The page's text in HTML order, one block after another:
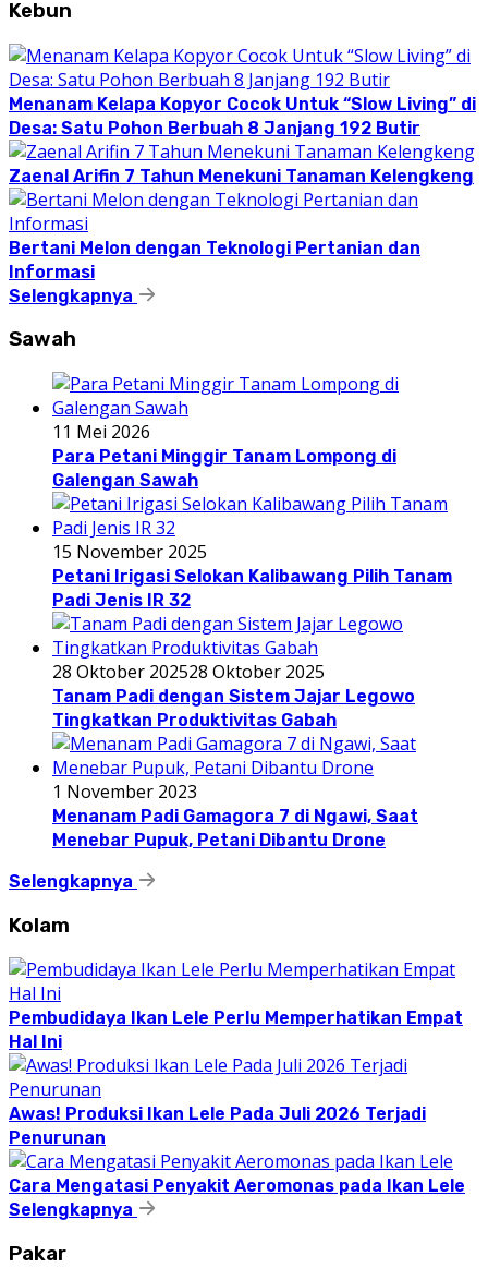
Kebun
Menanam Kelapa Kopyor Cocok Untuk “Slow Living” di
Desa: Satu Pohon Berbuah 8 Janjang 192 Butir
Zaenal Arifin 7 Tahun Menekuni Tanaman Kelengkeng
Bertani Melon dengan Teknologi Pertanian dan
Informasi
Selengkapnya
Sawah
11 Mei 2026
Para Petani Minggir Tanam Lompong di
Galengan Sawah
15 November 2025
Petani Irigasi Selokan Kalibawang Pilih Tanam
Padi Jenis IR 32
28 Oktober 202528 Oktober 2025
Tanam Padi dengan Sistem Jajar Legowo
Tingkatkan Produktivitas Gabah
1 November 2023
Menanam Padi Gamagora 7 di Ngawi, Saat
Menebar Pupuk, Petani Dibantu Drone
Selengkapnya
Kolam
Pembudidaya Ikan Lele Perlu Memperhatikan Empat
Hal Ini
Awas! Produksi Ikan Lele Pada Juli 2026 Terjadi
Penurunan
Cara Mengatasi Penyakit Aeromonas pada Ikan Lele
Selengkapnya
Pakar